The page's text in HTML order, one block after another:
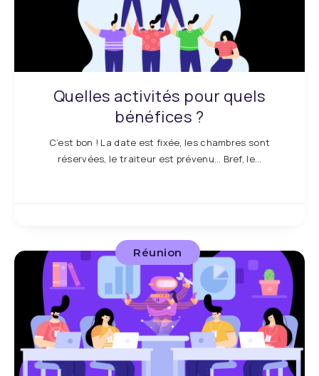
Quelles activités pour quels
bénéfices ?
C’est bon ! La date est fixée, les chambres sont
réservées, le traiteur est prévenu… Bref, le…
Réunion